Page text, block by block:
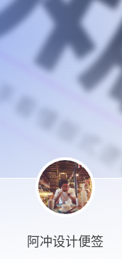
阿冲设计便签